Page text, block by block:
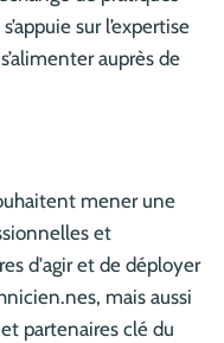
sur l’expertise
auprès de
mener une
et
d'agir et de déployer
mais aussi
partenaires clé du